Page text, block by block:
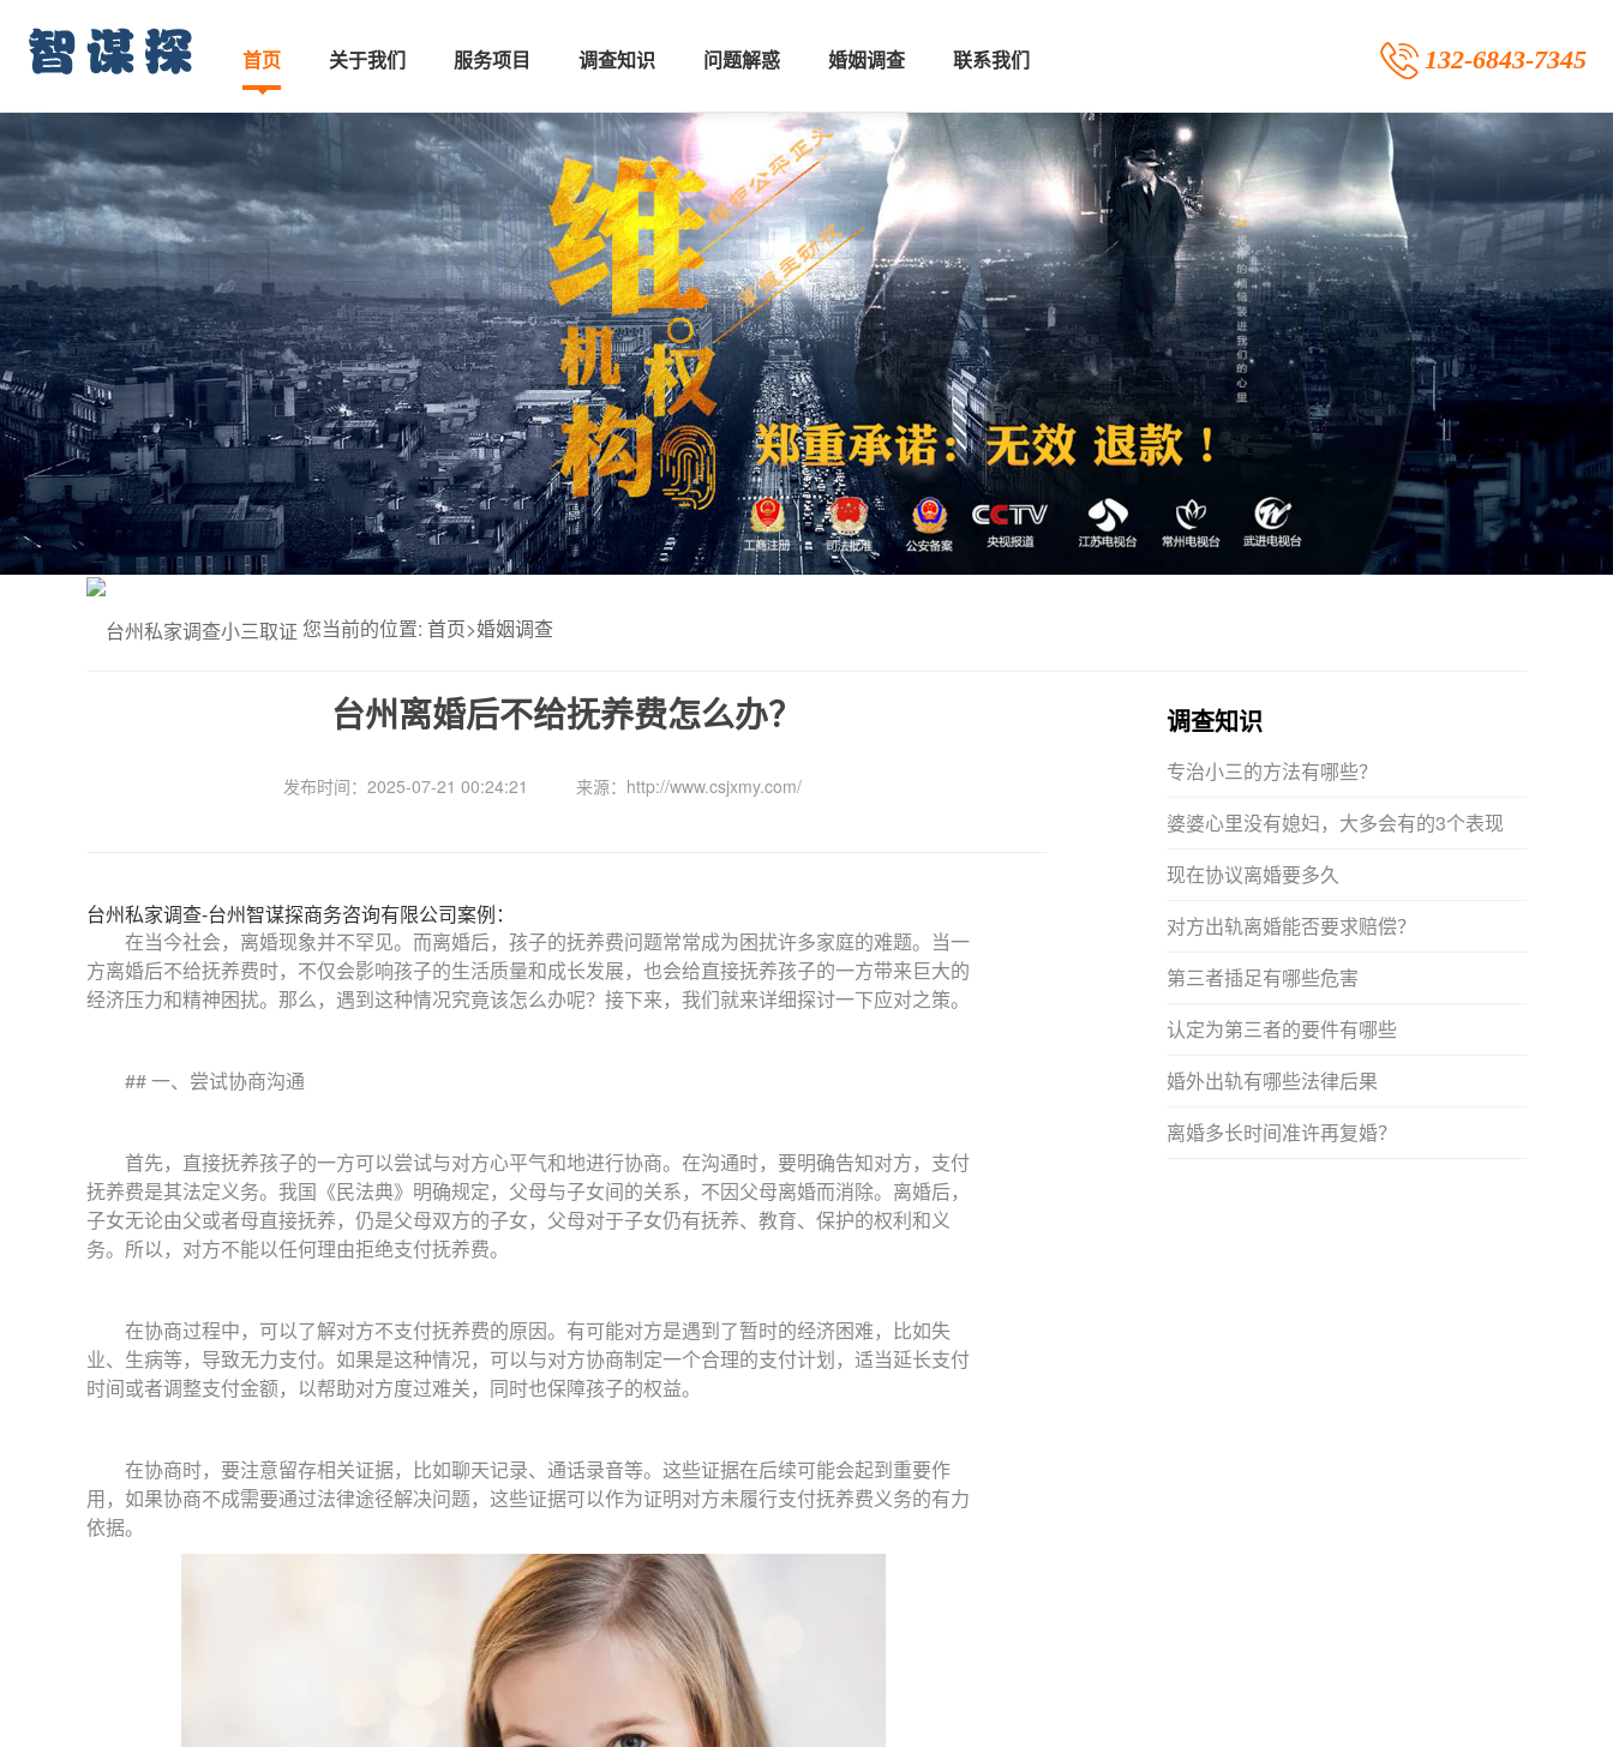
首页 关于我们 服务项目 调查知识 问题解惑 婚姻调查 联系我们 132-6843-7345
您当前的位置: 首页>婚姻调查
台州离婚后不给抚养费怎么办？
发布时间：2025-07-21 00:24:21 来源：http://www.csjxmy.com/
台州私家调查-台州智谋探商务咨询有限公司案例：
在当今社会，离婚现象并不罕见。而离婚后，孩子的抚养费问题常常成为困扰许多家庭的难题。当一
方离婚后不给抚养费时，不仅会影响孩子的生活质量和成长发展，也会给直接抚养孩子的一方带来巨大的
经济压力和精神困扰。那么，遇到这种情况究竟该怎么办呢？接下来，我们就来详细探讨一下应对之策。
## 一、尝试协商沟通
首先，直接抚养孩子的一方可以尝试与对方心平气和地进行协商。在沟通时，要明确告知对方，支付
抚养费是其法定义务。我国《民法典》明确规定，父母与子女间的关系，不因父母离婚而消除。离婚后，
子女无论由父或者母直接抚养，仍是父母双方的子女，父母对于子女仍有抚养、教育、保护的权利和义
务。所以，对方不能以任何理由拒绝支付抚养费。
在协商过程中，可以了解对方不支付抚养费的原因。有可能对方是遇到了暂时的经济困难，比如失
业、生病等，导致无力支付。如果是这种情况，可以与对方协商制定一个合理的支付计划，适当延长支付
时间或者调整支付金额，以帮助对方度过难关，同时也保障孩子的权益。
在协商时，要注意留存相关证据，比如聊天记录、通话录音等。这些证据在后续可能会起到重要作
用，如果协商不成需要通过法律途径解决问题，这些证据可以作为证明对方未履行支付抚养费义务的有力
依据。
调查知识
专治小三的方法有哪些？
婆婆心里没有媳妇，大多会有的3个表现
现在协议离婚要多久
对方出轨离婚能否要求赔偿？
第三者插足有哪些危害
认定为第三者的要件有哪些
婚外出轨有哪些法律后果
离婚多长时间准许再复婚？